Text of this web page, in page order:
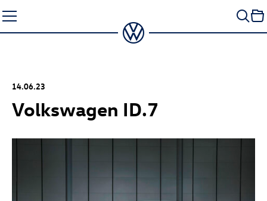
Seiteninhalt
springen
14.06.23
Volkswagen ID.7